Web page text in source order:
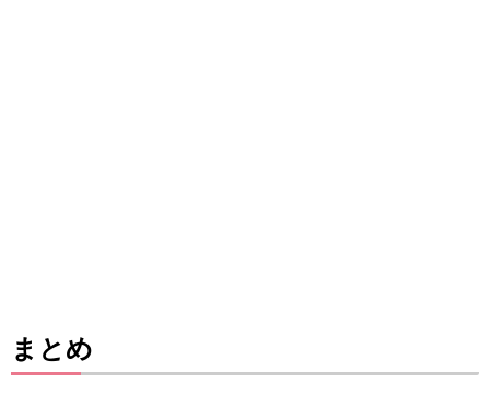
まとめ